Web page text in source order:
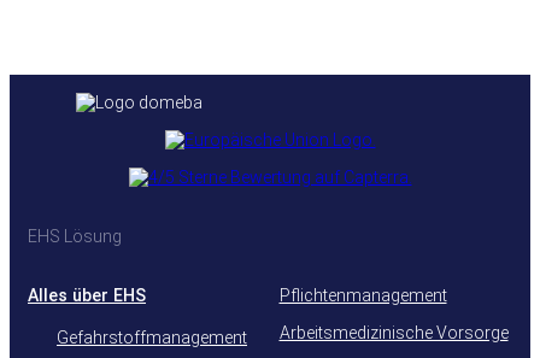
EHS Lösung
Alles über EHS
Gefahrstoffmanagement
Pflichtenmanagement
Arbeitsmedizinische Vorsorge